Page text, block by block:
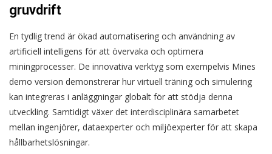
gruvdrift
En tydlig trend är ökad automatisering och användning av
artificiell intelligens för att övervaka och optimera
miningprocesser. De innovativa verktyg som exempelvis Mines
demo version demonstrerar hur virtuell träning och simulering
kan integreras i anläggningar globalt för att stödja denna
utveckling. Samtidigt växer det interdisciplinära samarbetet
mellan ingenjörer, dataexperter och miljöexperter för att skapa
hållbarhetslösningar.